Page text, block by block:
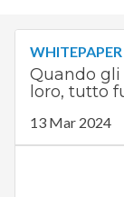
WHITEPAPER
Quando
loro, tutto
13 Mar 2024